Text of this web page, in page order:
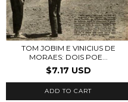
TOM JOBIM E VINICIUS DE
MORAES: DOIS POE...
$7.17 USD
ADD TO CART